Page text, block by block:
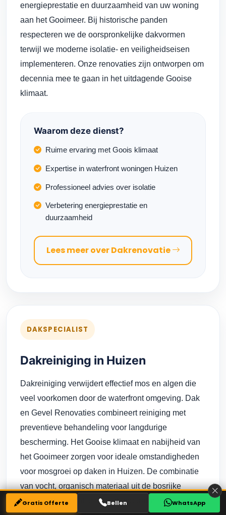
energieprestatie en duurzaamheid van uw woning
aan het Gooimeer. Bij historische panden
respecteren we de oorspronkelijke dakvormen
terwijl we moderne isolatie- en veiligheidseisen
implementeren. Onze renovaties zijn ontworpen om
decennia mee te gaan in het uitdagende Gooise
klimaat.
Waarom deze dienst?
Ruime ervaring met Goois klimaat
Expertise in waterfront woningen Huizen
Professioneel advies over isolatie
Verbetering energieprestatie en
duurzaamheid
Lees meer over Dakrenovatie
DAKSPECIALIST
Dakreiniging in Huizen
Dakreiniging verwijdert effectief mos en algen die
veel voorkomen door de waterfront omgeving. Dak
en Gevel Renovaties combineert reiniging met
preventieve behandeling voor langdurige
bescherming. Het Gooise klimaat en nabijheid van
het Gooimeer zorgen voor ideale omstandigheden
voor mosgroei op daken in Huizen. De combinatie
van vocht, organisch materiaal uit de bosrijke
omgeving en relatief milde temperaturen creëert
Gratis Offerte Bellen WhatsApp